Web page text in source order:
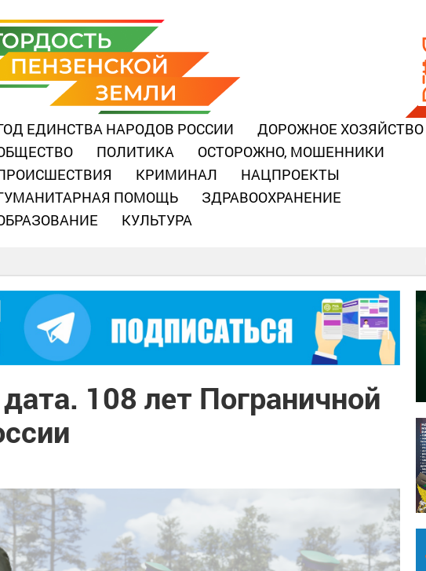
ЕДИНСТВА НАРОДОВ РОССИИ
ДОРОЖНОЕ ХОЗЯЙСТВО
ПОЛИТИКА
ОСТОРОЖНО, МОШЕННИКИ
КРИМИНАЛ
НАЦПРОЕКТЫ
ПОМОЩЬ
ЗДРАВООХРАНЕНИЕ
КУЛЬТУРА
108 лет Пограничной